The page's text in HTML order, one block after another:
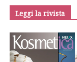
Leggi la rivista